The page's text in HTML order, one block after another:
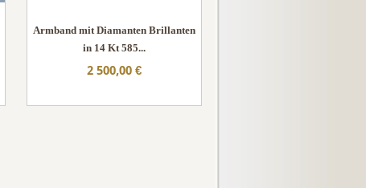
Armband mit Diamanten Brillanten
in 14 Kt 585...
2 500,00 €